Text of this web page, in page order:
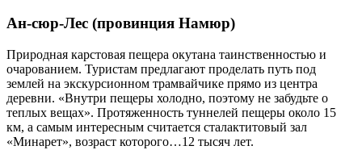
Ан-сюр-Лес (провинция Намюр)
Природная карстовая пещера окутана таинственностью и
очарованием. Туристам предлагают проделать путь под
землей на экскурсионном трамвайчике прямо из центра
деревни. «Внутри пещеры холодно, поэтому не забудьте о
теплых вещах». Протяженность туннелей пещеры около 15
км, а самым интересным считается сталактитовый зал
«Минарет», возраст которого…12 тысяч лет.